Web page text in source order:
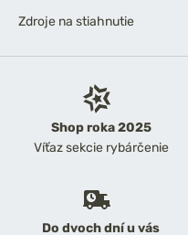
Shop roka 2025
Víťaz sekcie rybárčenie
Do dvoch dní u vás
Zdroje na stiahnutie